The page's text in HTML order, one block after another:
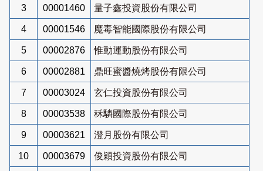
3 00001460 量子鑫投資股份有限公司
4 00001546 魔毒智能國際股份有限公司
5 00002876 惟動運動股份有限公司
6 00002881 鼎旺蜜醬燒烤股份有限公司
7 00003024 玄仁投資股份有限公司
8 00003538 秝驎國際股份有限公司
9 00003621 澄月股份有限公司
10 00003679 俊穎投資股份有限公司